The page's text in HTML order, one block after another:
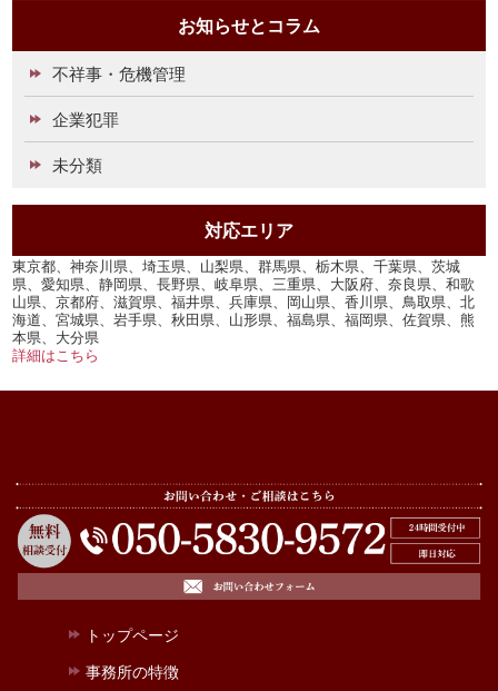
お知らせとコラム
不祥事・危機管理
企業犯罪
未分類
対応エリア
東京都、神奈川県、埼玉県、山梨県、群馬県、栃木県、千葉県、茨城
県、愛知県、静岡県、長野県、岐阜県、三重県、大阪府、奈良県、和歌
山県、京都府、滋賀県、福井県、兵庫県、岡山県、香川県、鳥取県、北
海道、宮城県、岩手県、秋田県、山形県、福島県、福岡県、佐賀県、熊
本県、大分県
詳細はこちら
トップページ
事務所の特徴